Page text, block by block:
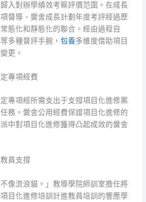
入對辦學績效考察評價范圍。在成長
督導、黌舍成長計劃年度考評經過歷
態化和靜態化的聯合。經由過程自
多種督評手腕，包養多維度借助項目
更。
專項經費
項經所需支出于支撐項目化進修案
務。黌舍公用經費保證項目化進修的
中對項目化進修獲得凸起成效的黌舍
員支撐
像流浪貓。」教導學院師訓室擔任將
目化進修培訓計進教員培訓的響應學